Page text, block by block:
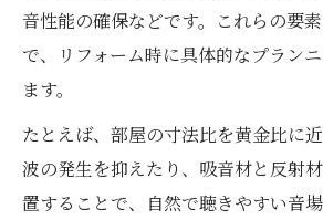
音性能の確保などです。これらの要
で、リフォーム時に具体的なプラン
ます。
たとえば、部屋の寸法比を黄金比に
波の発生を抑えたり、吸音材と反射
置することで、自然で聴きやすい音場